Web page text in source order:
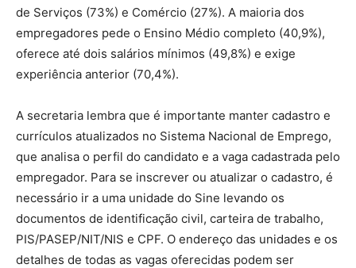
de Serviços (73%) e Comércio (27%). A maioria dos
empregadores pede o Ensino Médio completo (40,9%),
oferece até dois salários mínimos (49,8%) e exige
experiência anterior (70,4%).
A secretaria lembra que é importante manter cadastro e
currículos atualizados no Sistema Nacional de Emprego,
que analisa o perfil do candidato e a vaga cadastrada pelo
empregador. Para se inscrever ou atualizar o cadastro, é
necessário ir a uma unidade do Sine levando os
documentos de identificação civil, carteira de trabalho,
PIS/PASEP/NIT/NIS e CPF. O endereço das unidades e os
detalhes de todas as vagas oferecidas podem ser